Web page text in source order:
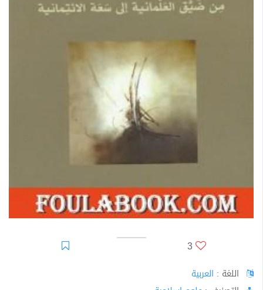
3
اللغة : العربية